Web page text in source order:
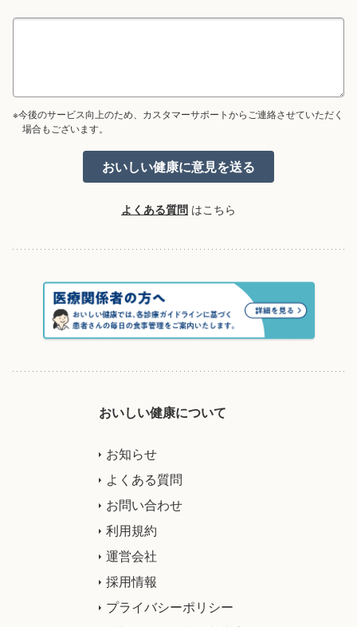
※今後のサービス向上のため、カスタマーサポートからご連絡させていただく
場合もございます。
よくある質問 はこちら
おいしい健康について
お知らせ
よくある質問
お問い合わせ
利用規約
運営会社
採用情報
プライバシーポリシー